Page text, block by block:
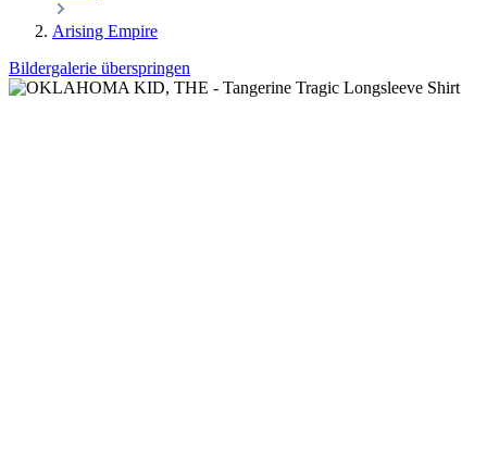
Arising Empire
Bildergalerie überspringen